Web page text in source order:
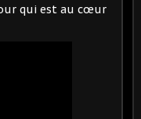
qui est au cœur